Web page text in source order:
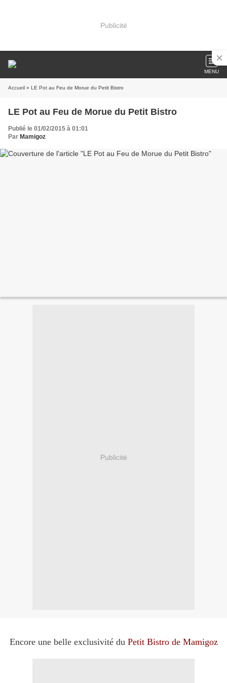
Publicité
MENU
Accueil » LE Pot au Feu de Morue du Petit Bistro
LE Pot au Feu de Morue du Petit Bistro
Publié le 01/02/2015 à 01:01
Par Mamigoz
Publicité
Encore une belle exclusivité du Petit Bistro de Mamigoz